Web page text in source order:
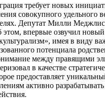
требует новых
совокупного удельного
Депутат Милли
этом, впервые озвучил
имея в виду
потенциала
между правящими
в качестве
предоставляет
активно